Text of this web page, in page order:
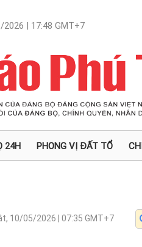
| 17:48 GMT+7
24H PHONG VỊ ĐẤT TỔ
10/05/2026 | 07:35 GMT+7